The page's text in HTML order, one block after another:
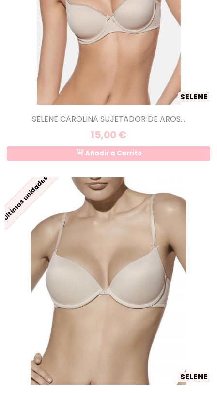
SELENE
SELENE CAROLINA SUJETADOR DE AROS...
15,00 €
Añadir a Carrito
Últimas unidades
SELENE